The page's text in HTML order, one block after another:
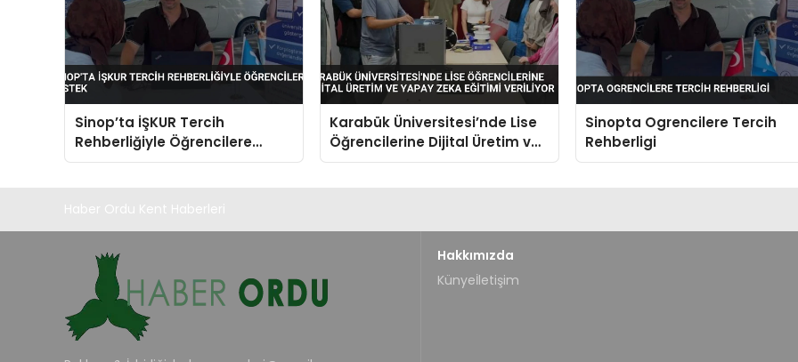
Sinop’ta İŞKUR Tercih
Rehberliğiyle Öğrencilere
Destek
Karabük Üniversitesi’nde Lise
Öğrencilerine Dijital Üretim ve
Yapay Zeka Eğitimi Veriliyor
Sinopta Ogrencilere Tercih
Rehberligi
Hakkımızda
Künyeİletişim